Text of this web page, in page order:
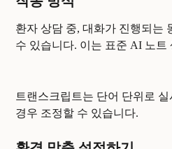
환자 상담 중, 대화가 진행되는
수 있습니다. 이는 표준 AI 노
트랜스크립트는 단어 단위로
경우 조정할 수 있습니다.